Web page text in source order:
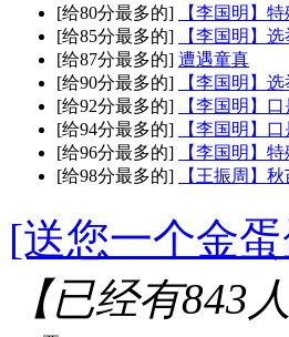
[给80分最多的]
【李国明】
[给85分最多的]
【李国明】
[给87分最多的] 遭遇童真
[给90分最多的]
【李国明】
[给92分最多的]
【李国明】
[给94分最多的]
【李国明】
[给96分最多的]
【李国明】
[给98分最多的]
【王振周】秋
[送您一个金
【已经有843